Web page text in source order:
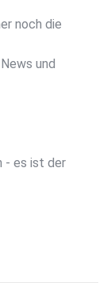
noch die
und
- es ist der